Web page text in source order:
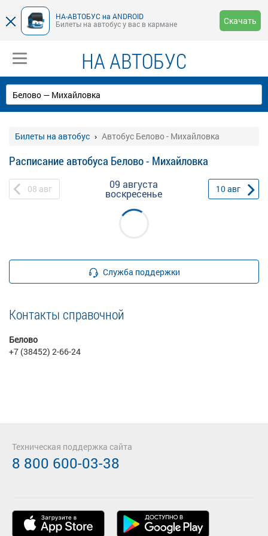
НА-АВТОБУС на ANDROID
Билеты на автобус у вас в кармане
Скачать
НА АВТОБУС
Билеты на автобус Автобус Белово - Михайловка
Расписание автобуса Белово - Михайловка
08 авг 09 августа
воскресенье 10авг
Служба поддержки
Контакты справочной
Белово
+7 (38452) 2-66-24
Техническая поддержка сайта
8 800 600-03-38